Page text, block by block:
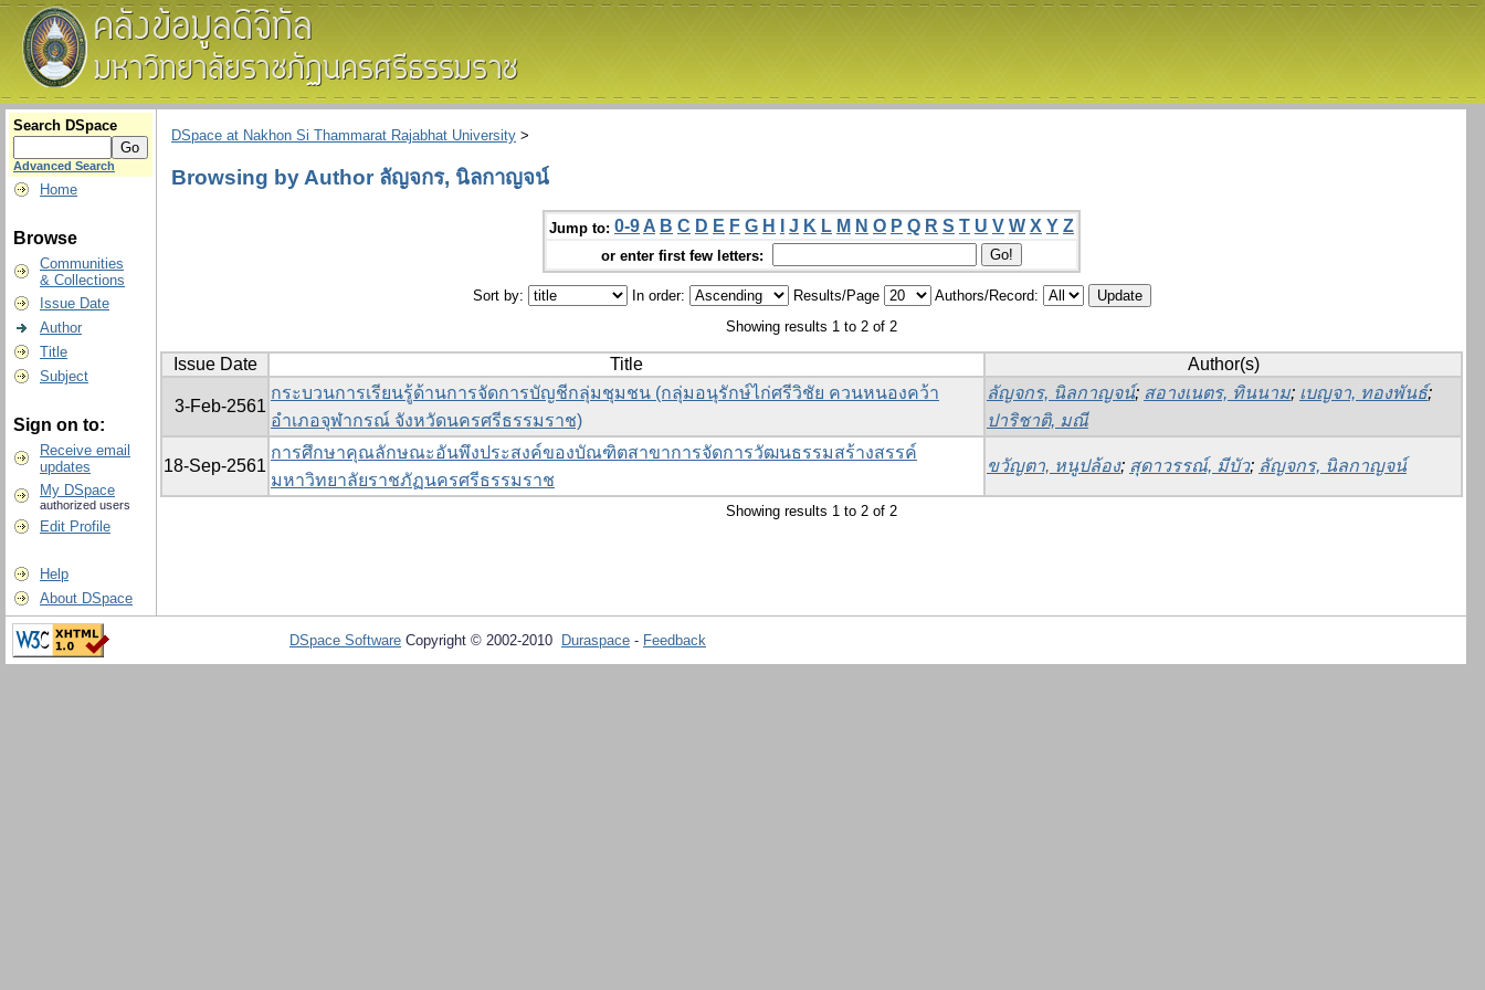
Search DSpace
Advanced Search
Home
Browse
Communities
& Collections
Issue Date
Author
Title
Subject
Sign on to:
Receive email
updates
My DSpace
authorized users
Edit Profile
Help
About DSpace
DSpace at Nakhon Si Thammarat Rajabhat University >
Browsing by Author ลัญจกร, นิลกาญจน์
Jump to: 0-9 A B C D E F G H J K L M N O P Q R S T U V W X Y Z
or enter first few letters:
Sort by: In order: Results/Page
Authors/Record:
Showing results 1 to 2 of 2
Issue Date Title Author(s)
3-Feb-2561
กระบวนการเรียนรู้ด้านการจัดการบัญชีกลุ่มชุมชน (กลุ่มอนุรักษ์ไก่ศรีวิชัย ควนหนองคว้า
อำเภอจุฬากรณ์ จังหวัดนครศรีธรรมราช)
ลัญจกร, นิลกาญจน์; สอางเนตร, ทินนาม; เบญจา, ทองพันธ์;
ปาริชาติ, มณี
18-Sep-2561
การศึกษาคุณลักษณะอันพึงประสงค์ของบัณฑิตสาขาการจัดการวัฒนธรรมสร้างสรรค์
มหาวิทยาลัยราชภัฏนครศรีธรรมราช
ขวัญตา, หนูปล้อง; สุดาวรรณ์, มีบัว; ลัญจกร, นิลกาญจน์
Showing results 1 to 2 of 2
DSpace Software Copyright © 2002-2010 Duraspace - Feedback